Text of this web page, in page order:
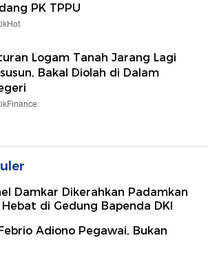
PK TPPU
Logam Tanah Jarang Lagi
Bakal Diolah di Dalam
Damkar Dikerahkan Padamkan
di Gedung Bapenda DKI
Adiono Pegawai, Bukan